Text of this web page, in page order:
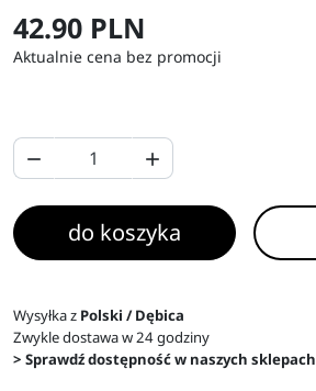
42.90 PLN
Aktualnie cena bez promocji
 
do koszyka
Wysyłka z Polski / Dębica
Zwykle dostawa w 24 godziny
> Sprawdź dostępność w naszych sklepach